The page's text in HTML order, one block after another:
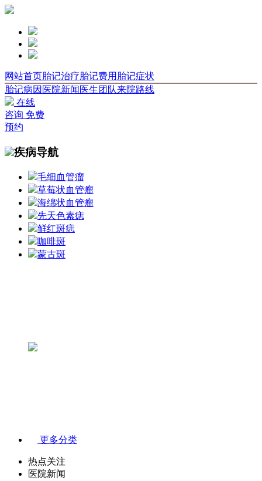
网站首页胎记治疗胎记费用 胎记症状
胎记病因 医院新闻 医生团队来院路线
在线
咨询 免费
预约
疾病导航
毛细血管瘤
草莓状血管瘤
海绵状血管瘤
先天色素痣
鲜红斑痣
咖啡斑
蒙古斑
更多分类
热点关注
医院新闻